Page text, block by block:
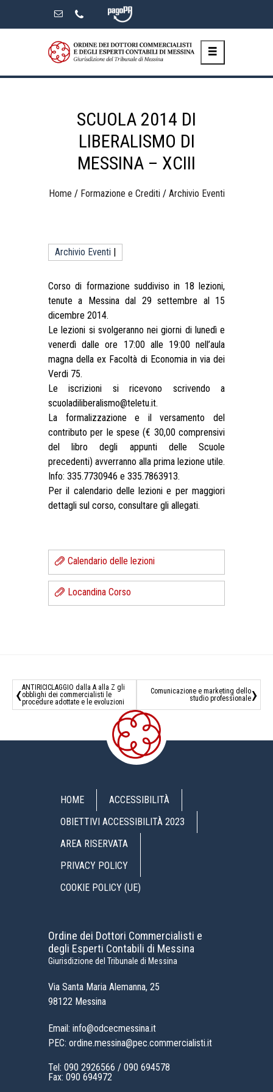
SCUOLA 2014 DI
LIBERALISMO DI
MESSINA – XCIII
Home / Formazione e Crediti / Archivio Eventi
Archivio Eventi
Corso di formazione suddiviso in 18 lezioni,
tenute a Messina dal 29 settembre al 15
dicembre 2014.
Le lezioni si svolgeranno nei giorni di lunedì e
venerdì dalle ore 17:00 alle 19:00 nell’aula
magna della ex Facoltà di Economia in via dei
Verdi 75.
Le iscrizioni si ricevono scrivendo a
scuoladiliberalismo@teletu.it.
La formalizzazione e il versamento del
contributo per le spese (€ 30,00 comprensivi
del libro degli appunti delle Scuole
precedenti) avverranno alla prima lezione utile.
Info: 335.7730946 e 335.7863913.
Per il calendario delle lezioni e per maggiori
dettagli sul corso, consultare gli allegati.
Calendario delle lezioni
Locandina Corso
‹ANTIRICICLAGGIO dalla A alla Z gli
obblighi dei commercialisti le
procedure adottate e le evoluzioni
Comunicazione e marketing dello
studio professionale›
HOME
ACCESSIBILITÀ
OBIETTIVI ACCESSIBILITÀ 2023
AREA RISERVATA
PRIVACY POLICY
COOKIE POLICY (UE)
Ordine dei Dottori Commercialisti e
degli Esperti Contabili di Messina
Giurisdizione del Tribunale di Messina
Via Santa Maria Alemanna, 25
98122 Messina
Email: info@odcecmessina.it
PEC: ordine.messina@pec.commercialisti.it
Tel: 090 2926566 / 090 694578
Fax: 090 694972